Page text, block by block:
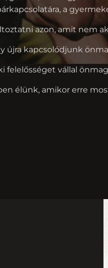
a
azon, amit nem
újra kapcsolódjunk
felelősséget vállal
élünk, amikor erre